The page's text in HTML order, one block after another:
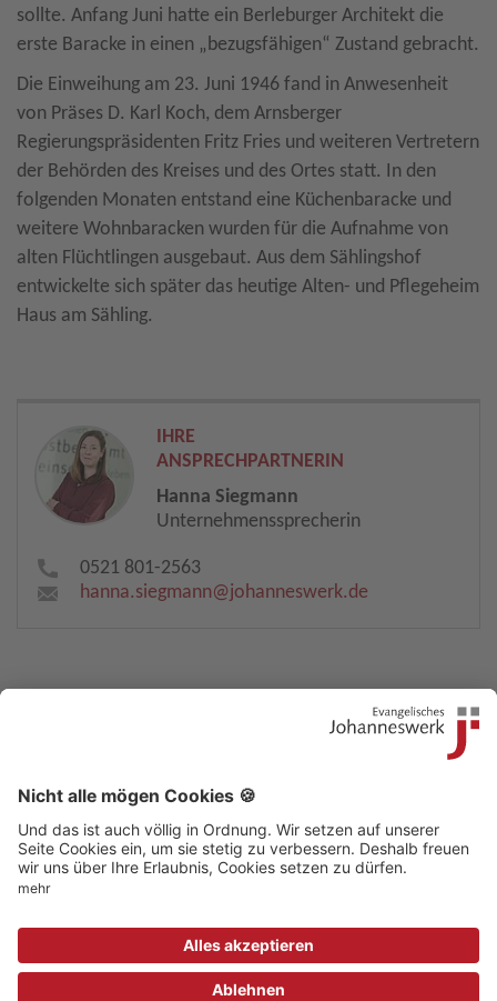
sollte. Anfang Juni hatte ein Berleburger Architekt die
erste Baracke in einen „bezugsfähigen“ Zustand gebracht.
Die Einweihung am 23. Juni 1946 fand in Anwesenheit
von Präses D. Karl Koch, dem Arnsberger
Regierungspräsidenten Fritz Fries und weiteren Vertretern
der Behörden des Kreises und des Ortes statt. In den
folgenden Monaten entstand eine Küchenbaracke und
weitere Wohnbaracken wurden für die Aufnahme von
alten Flüchtlingen ausgebaut. Aus dem Sählingshof
entwickelte sich später das heutige Alten- und Pflegeheim
Haus am Sähling.
IHRE
ANSPRECHPARTNERIN
Hanna Siegmann
Unternehmenssprecherin
0521 801-2563
hanna.siegmann​@johanneswerk.de